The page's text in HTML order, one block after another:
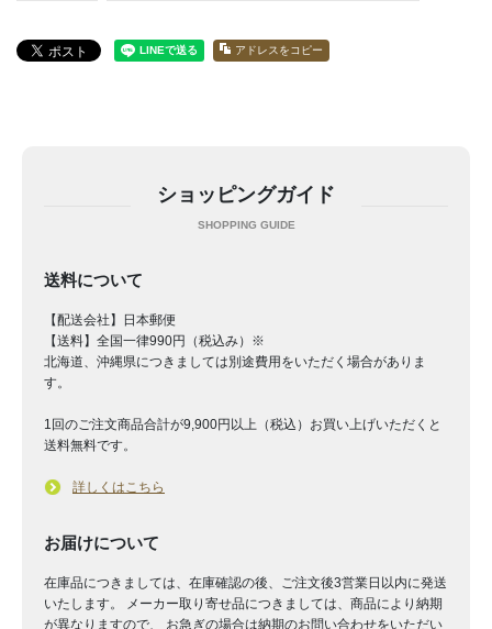
アドレスをコピー
ショッピングガイド
送料について
【配送会社】日本郵便
【送料】全国一律990円（税込み）※
北海道、沖縄県につきましては別途費用をいただく場合がありま
す。
1回のご注文商品合計が9,900円以上（税込）お買い上げいただくと
送料無料です。
詳しくはこちら
お届けについて
在庫品につきましては、在庫確認の後、ご注文後3営業日以内に発送
いたします。 メーカー取り寄せ品につきましては、商品により納期
が異なりますので、 お急ぎの場合は納期のお問い合わせをいただい